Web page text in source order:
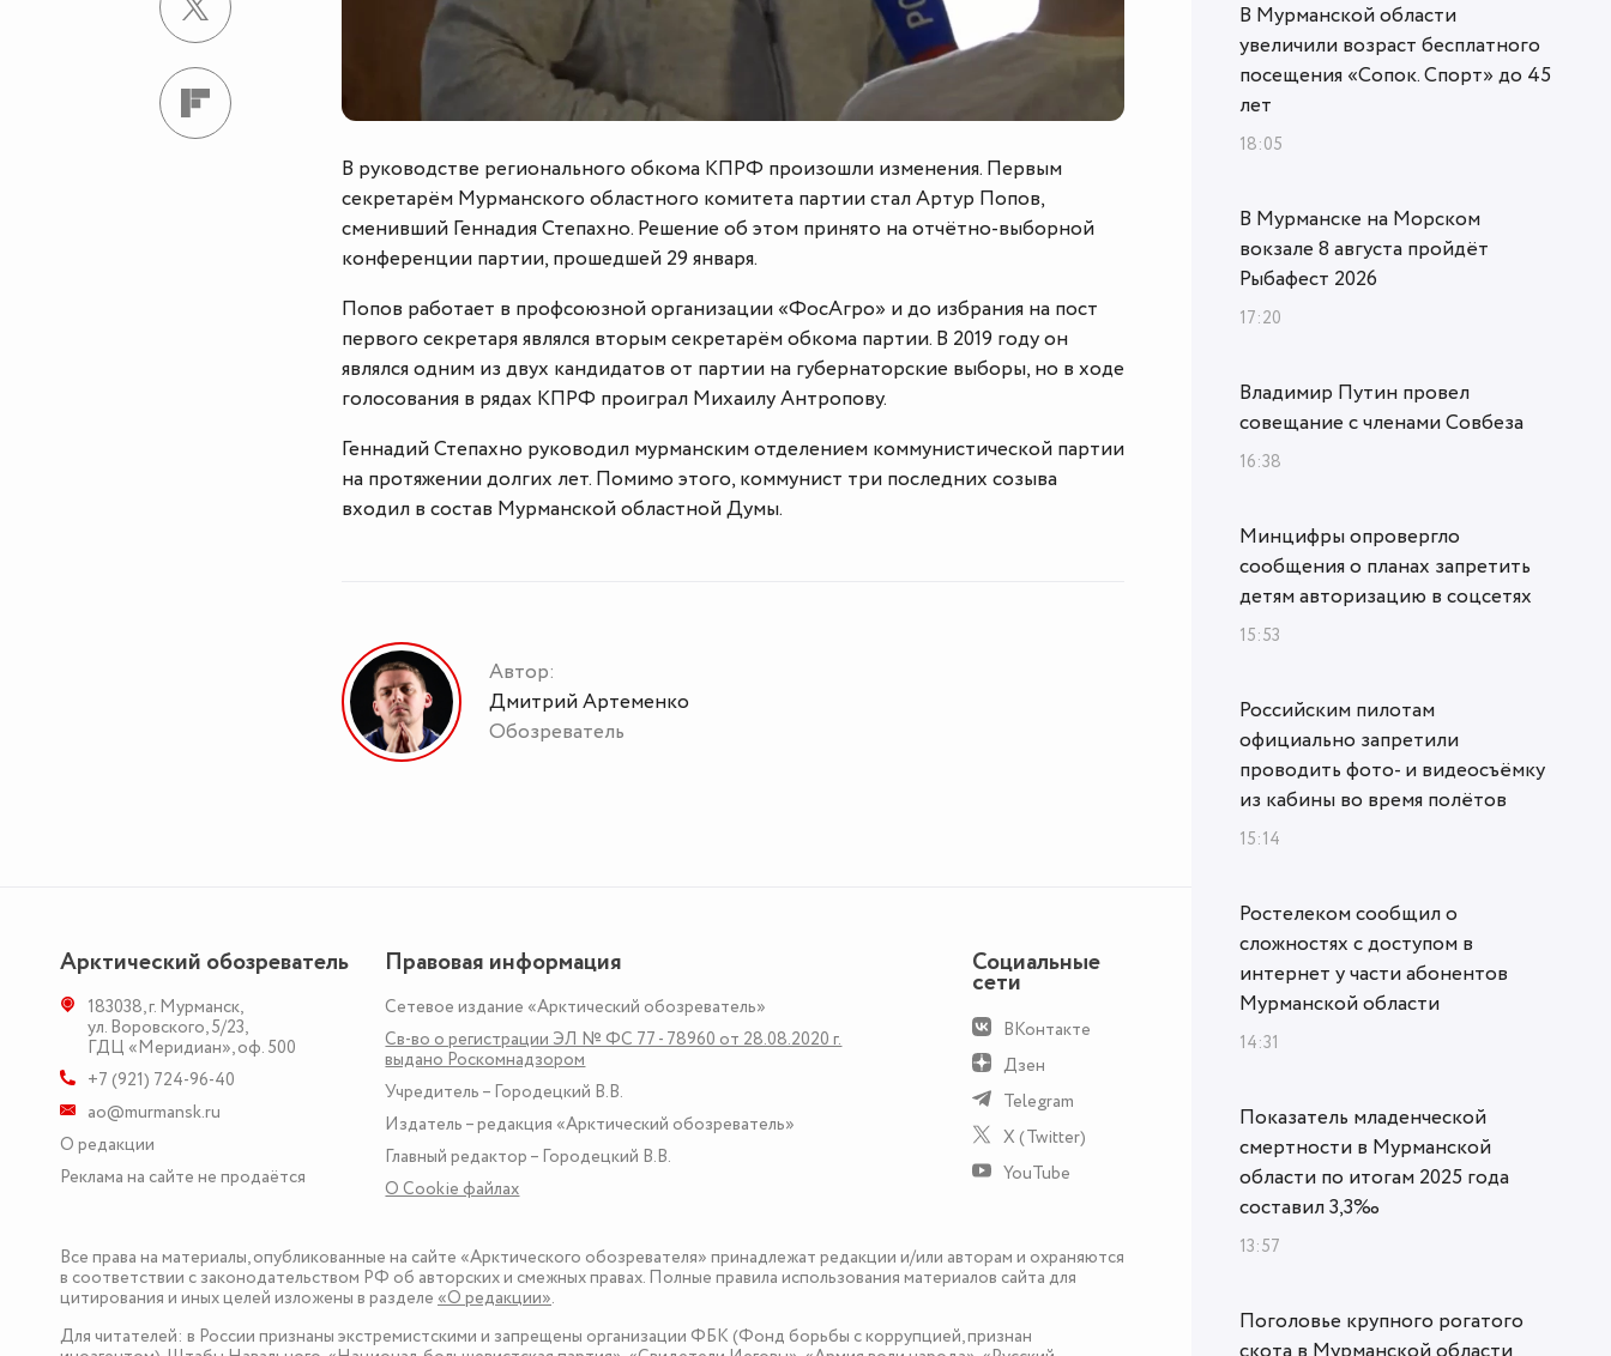
В руководстве регионального обкома КПРФ произошли изменения. Первым
секретарём Мурманского областного комитета партии стал Артур Попов,
сменивший Геннадия Степахно. Решение об этом принято на отчётно-выборной
конференции партии, прошедшей 29 января.
Попов работает в профсоюзной организации «ФосАгро» и до избрания на пост
первого секретаря являлся вторым секретарём обкома партии. В 2019 году он
являлся одним из двух кандидатов от партии на губернаторские выборы, но в ходе
голосования в рядах КПРФ проиграл Михаилу Антропову.
Геннадий Степахно руководил мурманским отделением коммунистической партии
на протяжении долгих лет. Помимо этого, коммунист три последних созыва
входил в состав Мурманской областной Думы.
Автор:
Дмитрий Артеменко
Обозреватель
Арктический обозреватель
183038,г. Мурманск,
ул. Воровского, 5/23,
ГДЦ «Меридиан», оф. 500
+7 (921) 724-96-40
ao@murmansk.ru
О редакции
Реклама на сайте не продаётся
Правовая информация
Сетевое издание «Арктический обозреватель»
Св-во о регистрации ЭЛ № ФС 77 - 78960 от 28.08.2020 г.
выдано Роскомнадзором
Учредитель – Городецкий В.В.
Издатель – редакция «Арктический обозреватель»
Главный редактор – Городецкий В.В.
О Сookie файлах
Социальные
сети
ВКонтакте
Дзен
Telegram
X (Twitter)
YouTube
Все права на материалы, опубликованные на сайте «Арктического обозревателя» принадлежат редакции и/или авторам и охраняются
в соответствии с законодательством РФ об авторских и смежных правах. Полные правила использования материалов сайта для
цитирования и иных целей изложены в разделе«О редакции».
Для читателей: в России признаны экстремистскими и запрещены организации ФБК (Фонд борьбы с коррупцией, признан
В Мурманской области
увеличили возраст бесплатного
посещения «Сопок. Спорт» до 45
лет
18:05
В Мурманске на Морском
вокзале 8 августа пройдёт
Рыбафест 2026
17:20
Владимир Путин провел
совещание с членами Совбеза
16:38
Минцифры опровергло
сообщения о планах запретить
детям авторизацию в соцсетях
15:53
Российским пилотам
официально запретили
проводить фото- и видеосъёмку
из кабины во время полётов
15:14
Ростелеком сообщил о
сложностях с доступом в
интернет у части абонентов
Мурманской области
14:31
Показатель младенческой
смертности в Мурманской
области по итогам 2025 года
составил 3,3‰
13:57
Поголовье крупного рогатого